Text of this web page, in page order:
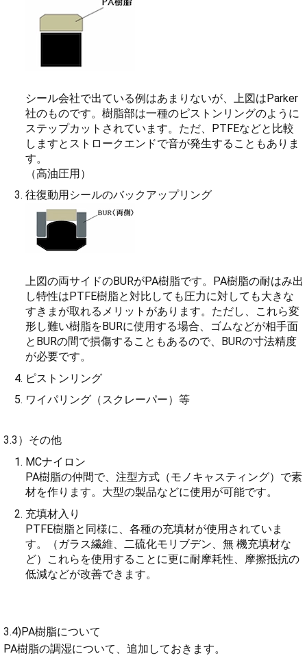
シール会社で出ている例はあまりないが、上図はParker
社のものです。樹脂部は一種のピストンリングのように
ステップカットされています。ただ、PTFEなどと比較
しますとストロークエンドで音が発生することもありま
す。
（高油圧用）
往復動用シールのバックアップリング
上図の両サイドのBURがPA樹脂です。PA樹脂の耐はみ出
し特性はPTFE樹脂と対比しても圧力に対しても大きな
すきまが取れるメリットがあります。ただし、これら変
形し難い樹脂をBURに使用する場合、ゴムなどが相手面
とBURの間で損傷することもあるので、BURの寸法精度
が必要です。
ピストンリング
ワイパリング（スクレーパー）等
3.3）その他
MCナイロン
PA樹脂の仲間で、注型方式（モノキャスティング）で素
材を作ります。大型の製品などに使用が可能です。
充填材入り
PTFE樹脂と同様に、各種の充填材が使用されていま
す。（ガラス繊維、二硫化モリブデン、無 機充填材な
ど）これらを使用することに更に耐摩耗性、摩擦抵抗の
低減などが改善できます。
3.4)PA樹脂について
PA樹脂の調湿について、追加しておきます。